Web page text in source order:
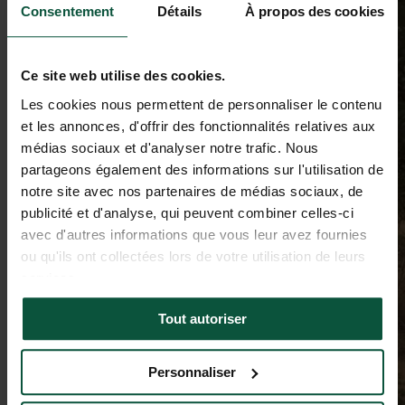
Consentement Détails À propos des cookies
Ce site web utilise des cookies.
Les cookies nous permettent de personnaliser le contenu
et les annonces, d'offrir des fonctionnalités relatives aux
médias sociaux et d'analyser notre trafic. Nous
partageons également des informations sur l'utilisation de
notre site avec nos partenaires de médias sociaux, de
publicité et d'analyse, qui peuvent combiner celles-ci
avec d'autres informations que vous leur avez fournies
ou qu'ils ont collectées lors de votre utilisation de leurs
Tout autoriser
Personnaliser